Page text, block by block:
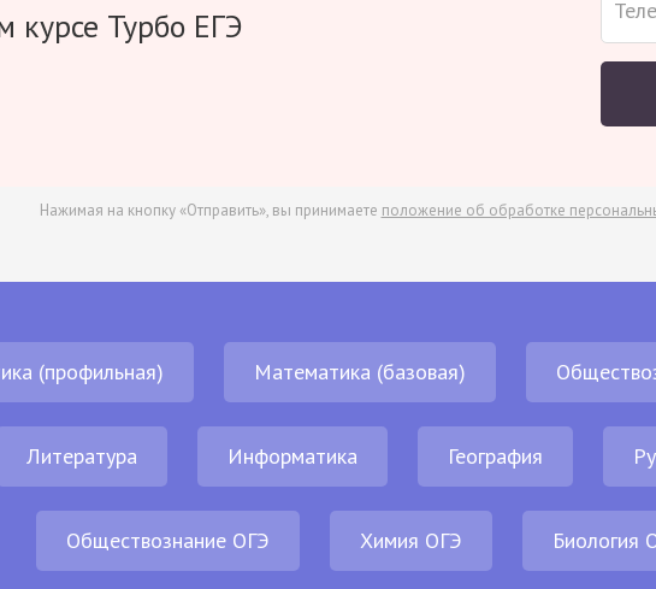
курсе Турбо ЕГЭ
Нажимая на кнопку «Отправить», вы принимаете положение об обработке
(профильная) Математика (базовая)
Литература Информатика География
Обществознание ОГЭ Химия ОГЭ Биология